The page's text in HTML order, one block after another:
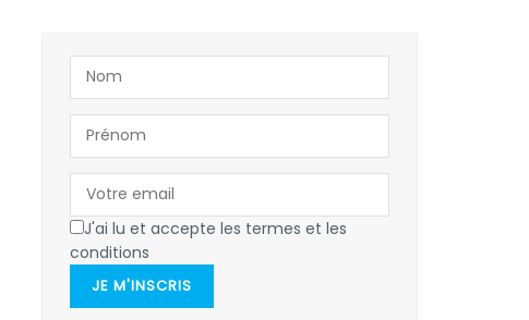
J'ai lu et accepte les termes et les
conditions
JE M'INSCRIS